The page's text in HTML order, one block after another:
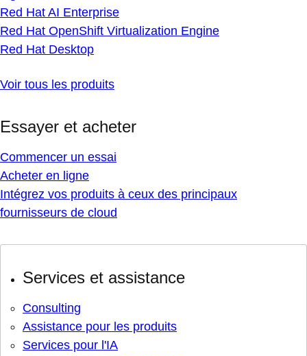
Red Hat AI Enterprise
Red Hat OpenShift Virtualization Engine
Red Hat Desktop
Voir tous les produits
Essayer et acheter
Commencer un essai
Acheter en ligne
Intégrez vos produits à ceux des principaux
fournisseurs de cloud
Services et assistance
Consulting
Assistance pour les produits
Services pour l'IA